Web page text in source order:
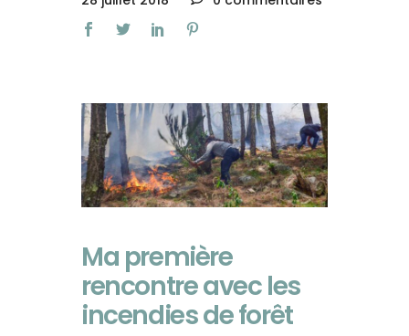
Ma première
rencontre avec les
incendies de forêt